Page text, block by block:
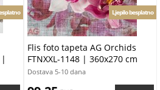
|
Flis foto tapeta AG Orchids
FTNXXL-1148 | 360x270 cm
Ljepilo besplatno
Dostava 5-10 dana